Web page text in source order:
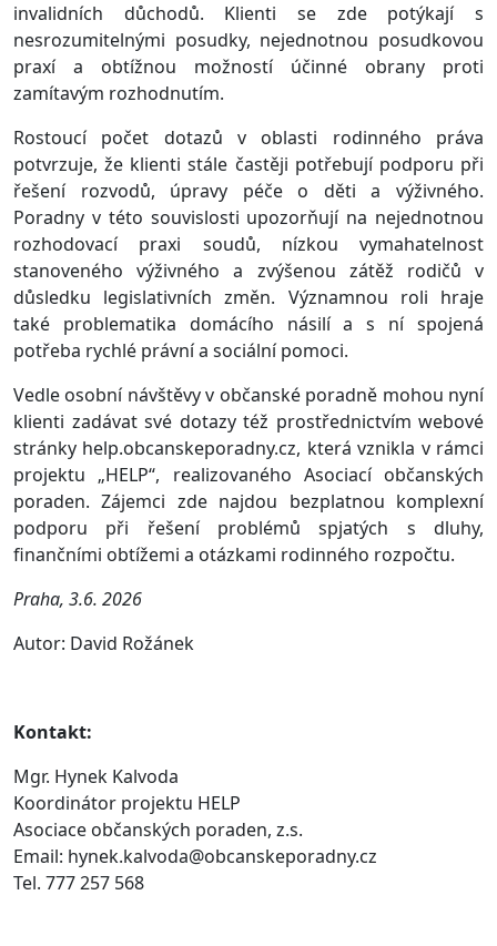
invalidních důchodů. Klienti se zde potýkají s
nesrozumitelnými posudky, nejednotnou posudkovou
praxí a obtížnou možností účinné obrany proti
zamítavým rozhodnutím.
Rostoucí počet dotazů v oblasti rodinného práva
potvrzuje, že klienti stále častěji potřebují podporu při
řešení rozvodů, úpravy péče o děti a výživného.
Poradny v této souvislosti upozorňují na nejednotnou
rozhodovací praxi soudů, nízkou vymahatelnost
stanoveného výživného a zvýšenou zátěž rodičů v
důsledku legislativních změn. Významnou roli hraje
také problematika domácího násilí a s ní spojená
potřeba rychlé právní a sociální pomoci.
Vedle osobní návštěvy v občanské poradně mohou nyní
klienti zadávat své dotazy též prostřednictvím webové
stránky help.obcanskeporadny.cz, která vznikla v rámci
projektu „HELP“, realizovaného Asociací občanských
poraden. Zájemci zde najdou bezplatnou komplexní
podporu při řešení problémů spjatých s dluhy,
finančními obtížemi a otázkami rodinného rozpočtu.
Praha, 3.6. 2026
Autor: David Rožánek
Kontakt:
Mgr. Hynek Kalvoda
Koordinátor projektu HELP
Asociace občanských poraden, z.s.
Email: hynek.kalvoda@obcanskeporadny.cz
Tel. 777 257 568